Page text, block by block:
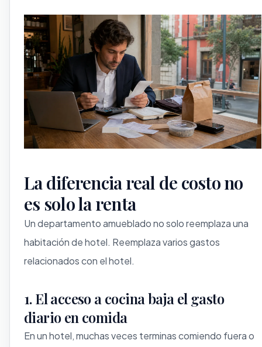
La diferencia real de costo no
es solo la renta
Un departamento amueblado no solo reemplaza una
habitación de hotel. Reemplaza varios gastos
relacionados con el hotel.
1. El acceso a cocina baja el gasto
diario en comida
En un hotel, muchas veces terminas comiendo fuera o